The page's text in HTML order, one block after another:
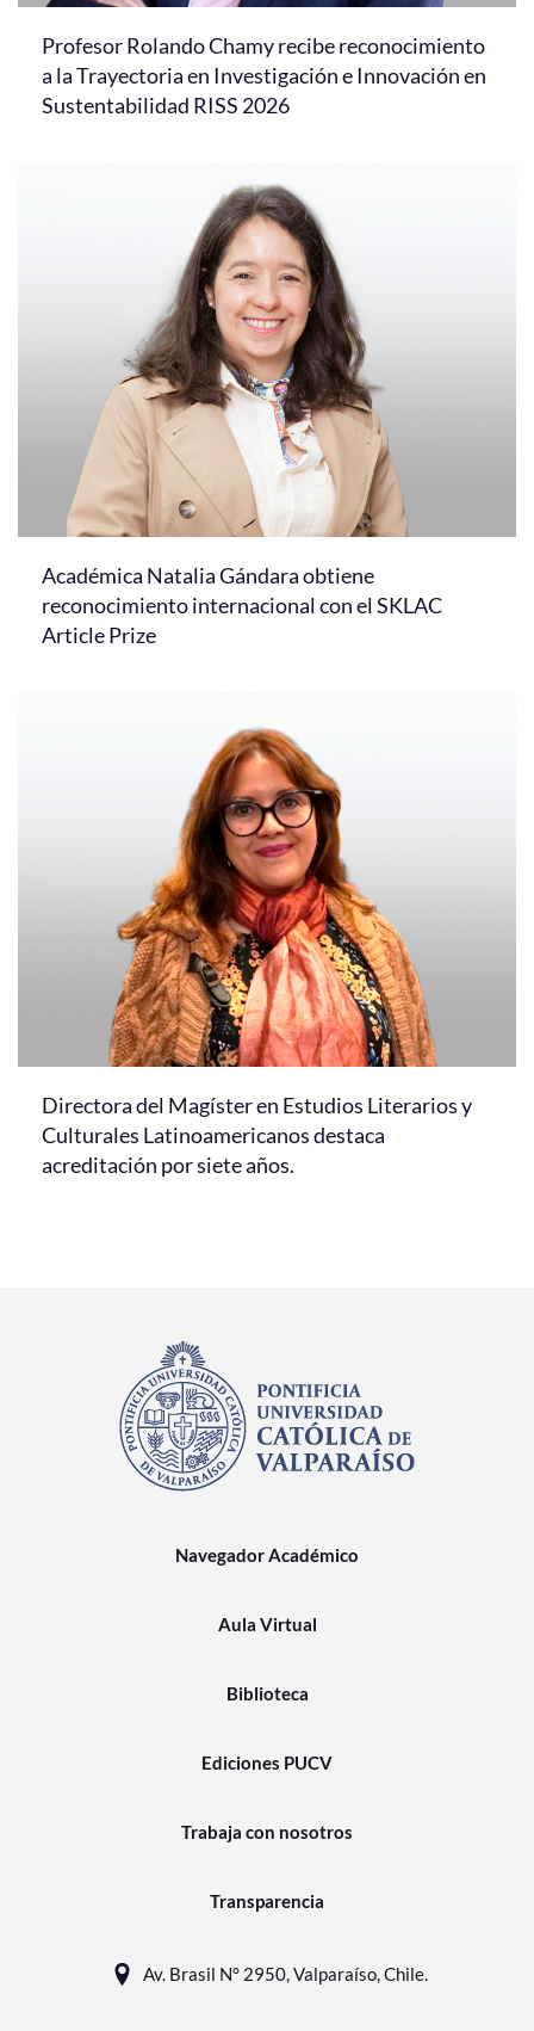
Profesor Rolando Chamy recibe reconocimiento
a la Trayectoria en Investigación e Innovación en
Sustentabilidad RISS 2026
Académica Natalia Gándara obtiene
reconocimiento internacional con el SKLAC
Article Prize
Directora del Magíster en Estudios Literarios y
Culturales Latinoamericanos destaca
acreditación por siete años.
Navegador Académico
Aula Virtual
Biblioteca
Ediciones PUCV
Trabaja con nosotros
Transparencia
Av. Brasil N° 2950, Valparaíso, Chile.